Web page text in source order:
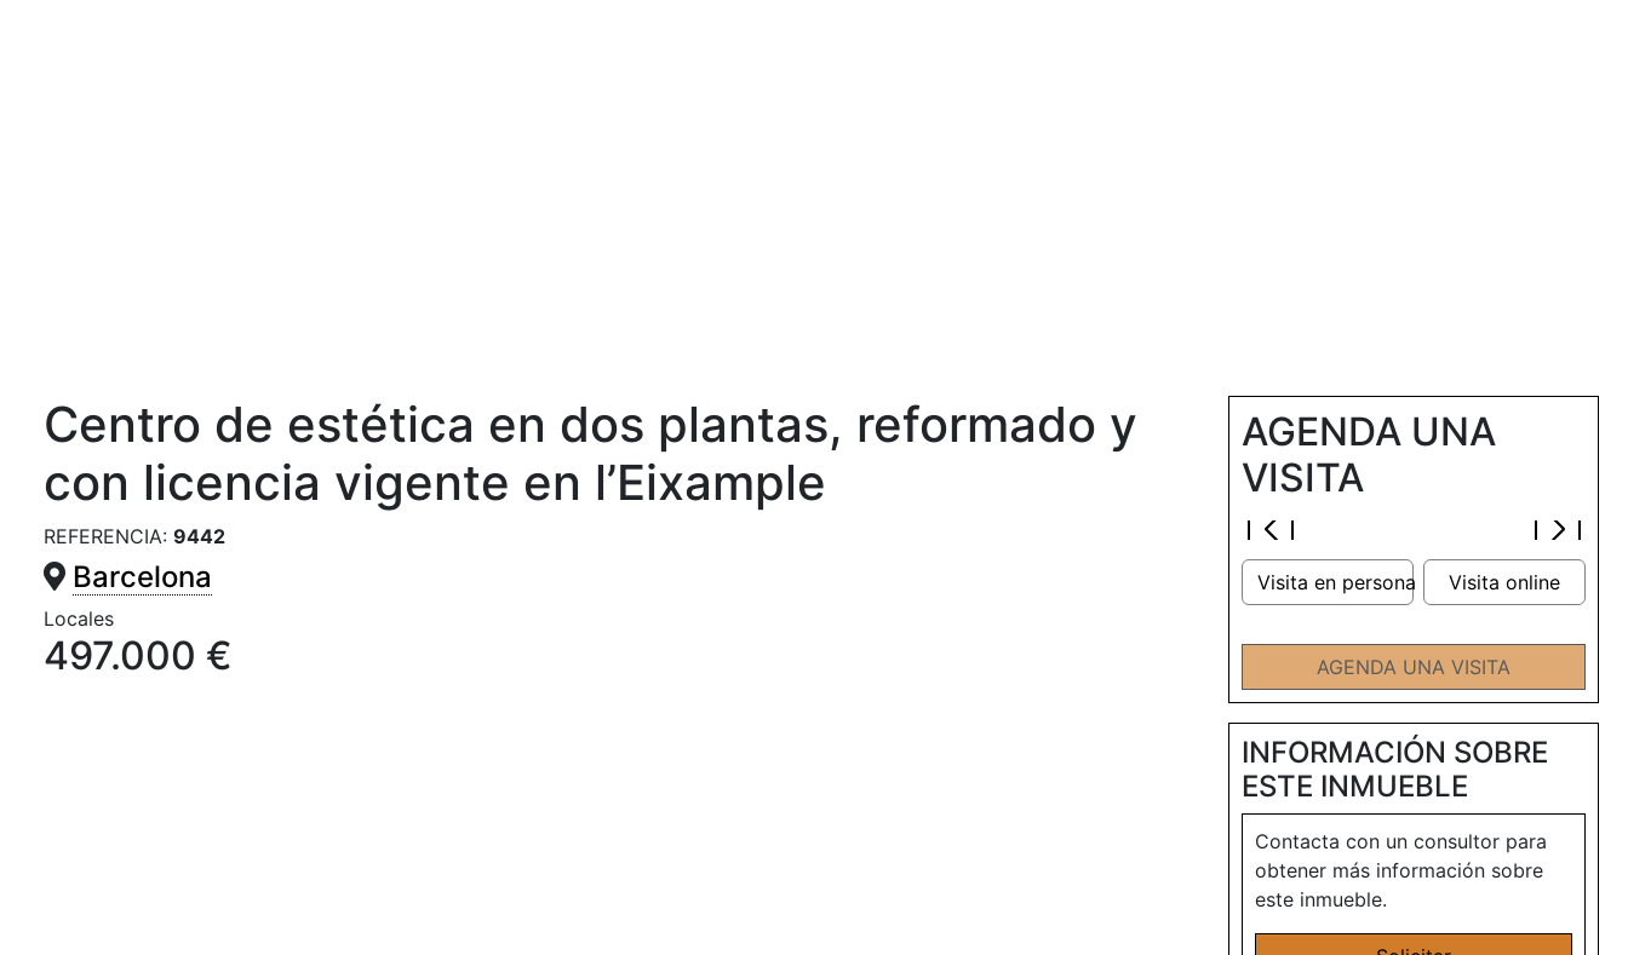
Centro de estética en dos plantas, reformado y
con licencia vigente en l’Eixample
REFERENCIA: 9442
Barcelona
Locales
497.000 €
AGENDA UNA
VISITA
Visita en persona Visita online
AGENDA UNA VISITA
INFORMACIÓN SOBRE
ESTE INMUEBLE
Contacta con un consultor para
obtener más información sobre
este inmueble.